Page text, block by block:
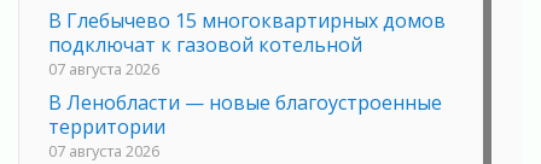
В Глебычево 15 многоквартирных домов
подключат к газовой котельной
07 августа 2026
В Ленобласти — новые благоустроенные
территории
07 августа 2026